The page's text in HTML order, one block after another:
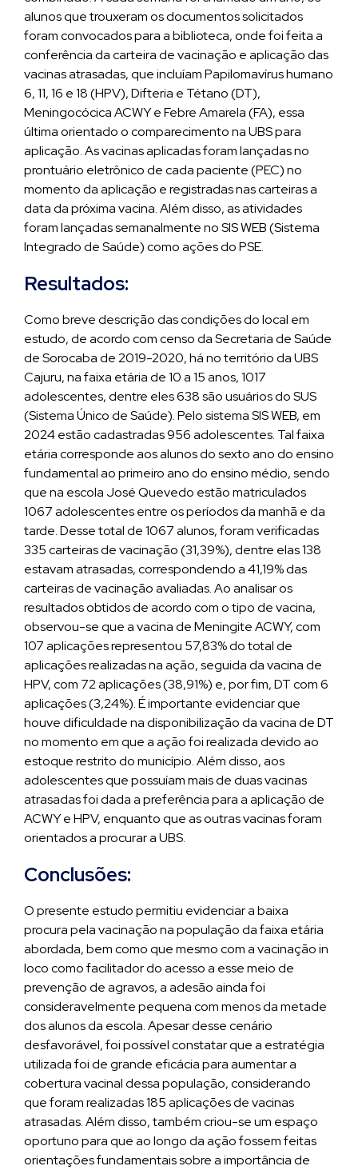
alunos que trouxeram os documentos solicitados
foram convocados para a biblioteca, onde foi feita a
conferência da carteira de vacinação e aplicação das
vacinas atrasadas, que incluíam Papilomavírus humano
6, 11, 16 e 18 (HPV), Difteria e Tétano (DT),
Meningocócica ACWY e Febre Amarela (FA), essa
última orientado o comparecimento na UBS para
aplicação. As vacinas aplicadas foram lançadas no
prontuário eletrônico de cada paciente (PEC) no
momento da aplicação e registradas nas carteiras a
data da próxima vacina. Além disso, as atividades
foram lançadas semanalmente no SIS WEB (Sistema
Integrado de Saúde) como ações do PSE.
Resultados:
Como breve descrição das condições do local em
estudo, de acordo com censo da Secretaria de Saúde
de Sorocaba de 2019-2020, há no território da UBS
Cajuru, na faixa etária de 10 a 15 anos, 1017
adolescentes, dentre eles 638 são usuários do SUS
(Sistema Único de Saúde). Pelo sistema SIS WEB, em
2024 estão cadastradas 956 adolescentes. Tal faixa
etária corresponde aos alunos do sexto ano do ensino
fundamental ao primeiro ano do ensino médio, sendo
que na escola José Quevedo estão matriculados
1067 adolescentes entre os períodos da manhã e da
tarde. Desse total de 1067 alunos, foram verificadas
335 carteiras de vacinação (31,39%), dentre elas 138
estavam atrasadas, correspondendo a 41,19% das
carteiras de vacinação avaliadas. Ao analisar os
resultados obtidos de acordo com o tipo de vacina,
observou-se que a vacina de Meningite ACWY, com
107 aplicações representou 57,83% do total de
aplicações realizadas na ação, seguida da vacina de
HPV, com 72 aplicações (38,91%) e, por fim, DT com 6
aplicações (3,24%). É importante evidenciar que
houve dificuldade na disponibilização da vacina de DT
no momento em que a ação foi realizada devido ao
estoque restrito do município. Além disso, aos
adolescentes que possuíam mais de duas vacinas
atrasadas foi dada a preferência para a aplicação de
ACWY e HPV, enquanto que as outras vacinas foram
orientados a procurar a UBS.
Conclusões:
O presente estudo permitiu evidenciar a baixa
procura pela vacinação na população da faixa etária
abordada, bem como que mesmo com a vacinação in
loco como facilitador do acesso a esse meio de
prevenção de agravos, a adesão ainda foi
consideravelmente pequena com menos da metade
dos alunos da escola. Apesar desse cenário
desfavorável, foi possível constatar que a estratégia
utilizada foi de grande eficácia para aumentar a
cobertura vacinal dessa população, considerando
que foram realizadas 185 aplicações de vacinas
atrasadas. Além disso, também criou-se um espaço
oportuno para que ao longo da ação fossem feitas
orientações fundamentais sobre a importância de